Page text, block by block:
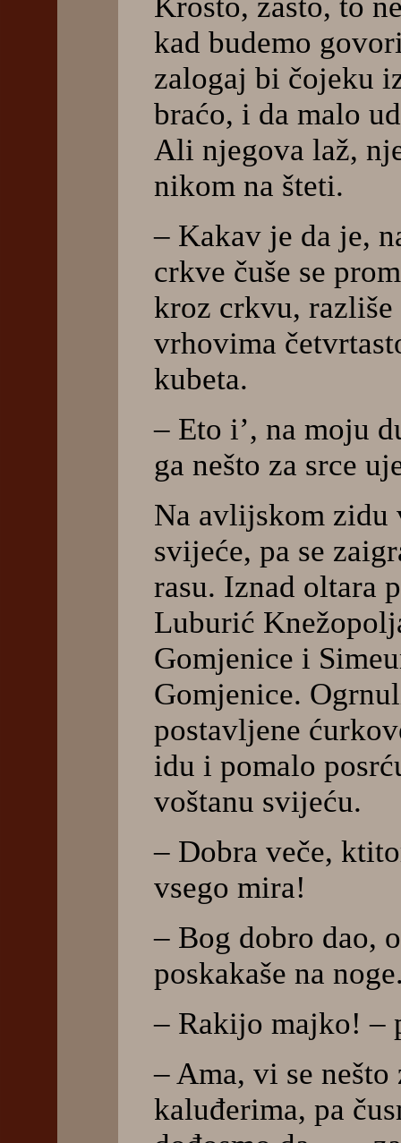
Krošto, zašto, to
kad budemo
zalogaj bi čojeku
braćo, i da malo
Ali njegova laž,
nikom na šteti.
– Kakav je da je,
crkve čuše se
kroz crkvu,
vrhovima
kubeta.
– Eto i’, na moju
ga nešto za srce
Na avlijskom zidu
svijeće, pa se
rasu. Iznad oltara
Luburić
Gomjenice i
Gomjenice.
postavljene
idu i pomalo
voštanu svijeću.
– Dobra veče,
vsego mira!
– Bog dobro dao,
poskakaše na
– Rakijo majko! –
– Ama, vi se
kaluđerima, pa